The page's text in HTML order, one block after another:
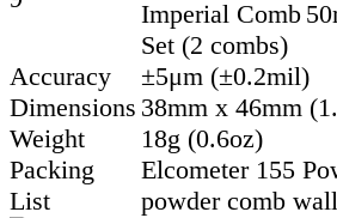
Imperial Comb
Set (2 combs)
Accuracy
±5μm (±0.2mil)
Dimensions 38mm x 46mm
Weight
18g (0.6oz)
Packing
List
Elcometer 155
powder comb